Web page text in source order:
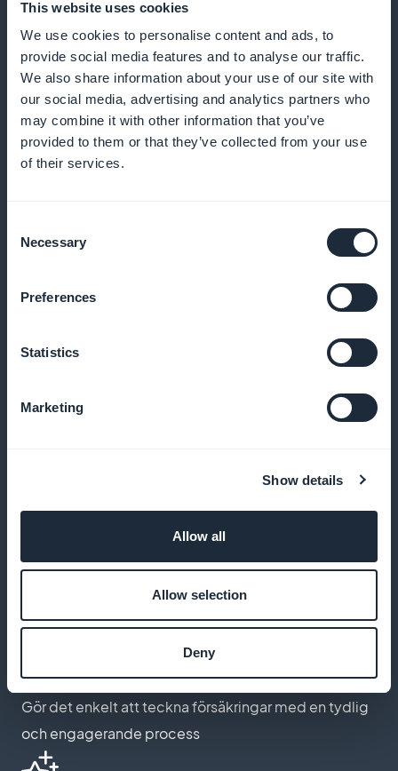
This website uses cookies
We use cookies to personalise content and ads, to
provide social media features and to analyse our traffic.
We also share information about your use of our site with
our social media, advertising and analytics partners who
may combine it with other information that you’ve
provided to them or that they’ve collected from your use
of their services.
Selection
Necessary
Preferences
Statistics
Marketing
Show details
Allow all
Allow selection
Deny
Statistik i realtid
Upptäck dina läsares preferenser med hjälp av
detaljerad statistik
Rikta uppmärksamheten mot dina
100% av intäkterna till dig
Maximera dina vinster: all inkomst som genereras är
Avancerad anpassning
varumärke
Optimerad garantiteckning
Gör det enkelt att teckna försäkringar med en tydlig
och engagerande process